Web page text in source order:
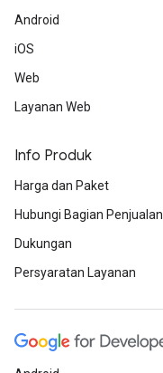
Android
iOS
Web
Layanan Web
Info Produk
Harga dan Paket
Hubungi Bagian Penjualan
Dukungan
Persyaratan Layanan